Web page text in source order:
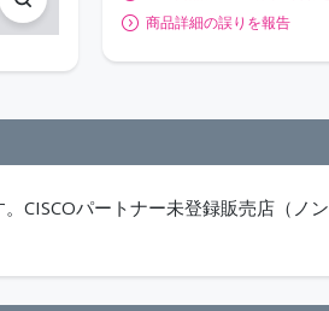
商品詳細の誤りを報告
CISCOパートナー未登録販売店（ノ